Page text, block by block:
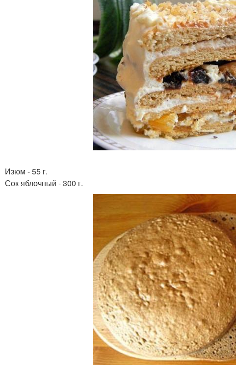
Изюм - 55 г.
Сок яблочный - 300 г.